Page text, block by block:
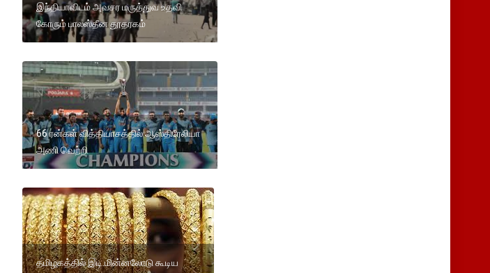
இந்தியாவிடம் அவசர மருத்துவ உதவி
கோரும் பாலஸ்தீன தூதரகம்
66 ரன்கள் வித்தியாசத்தில் ஆஸ்திரேலியா
அணி வெற்றி
தமிழகத்தில் இடி.மின்னலோடு கூடிய